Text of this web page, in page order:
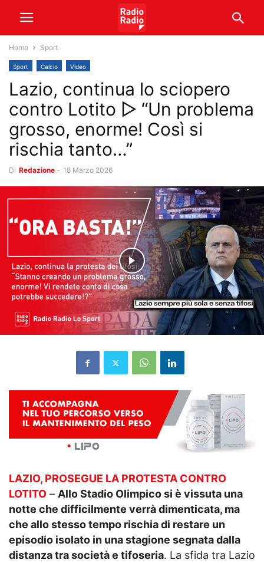
Home Sport
Sport Calcio Video
Lazio, continua lo sciopero
contro Lotito ▷ “Un problema
grosso, enorme! Così si
rischia tanto…”
Di Redazione - 18 Marzo 2026
LAZIO, PROSEGUE LA PROTESTA CONTRO
LOTITO – Allo Stadio Olimpico si è vissuta una
notte che difficilmente verrà dimenticata, ma
che allo stesso tempo rischia di restare un
episodio isolato in una stagione segnata dalla
distanza tra società e tifoseria. La sfida tra Lazio